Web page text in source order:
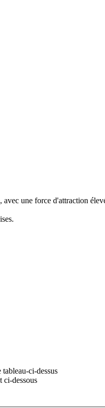
une force d'attraction
ci-dessus
ci-dessous